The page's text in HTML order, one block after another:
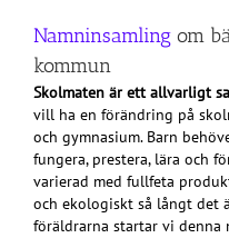
Namninsamling om
kommun
Skolmaten är ett allvarligt
vill ha en förändring på
och gymnasium. Barn
fungera, prestera, lära och
varierad med fullfeta
och ekologiskt så långt det
föräldrarna startar vi denna